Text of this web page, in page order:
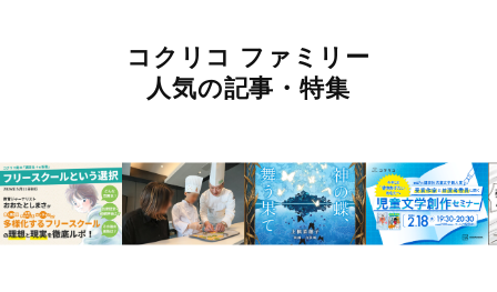
コクリコ ファミリー
人気の記事・特集